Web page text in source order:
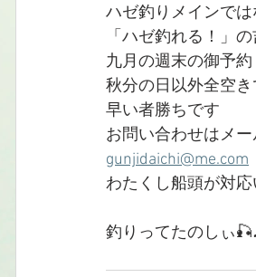
ハゼ釣りメインで
「ハゼ釣れる！」
九月の週末の御予約
秋分の日以外全空
早い者勝ちです
お問い合わせはメ
gunjidaichi@me.com
わたくし船頭が対
釣りってたのしぃ